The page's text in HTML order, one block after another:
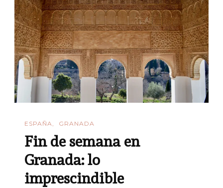
Asturias:
Lugares
ESPAÑA GRANADA
Fin de semana en
Granada: lo
imprescindible